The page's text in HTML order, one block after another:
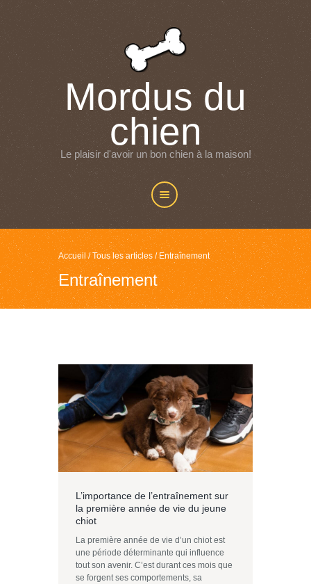
Mordus du
chien
Le plaisir d'avoir un bon chien à la maison!
Accueil /Tous les articles /Entraînement
Entraînement
L’importance de l’entraînement sur
la première année de vie du jeune
chiot
La première année de vie d’un chiot est
une période déterminante qui influence
tout son avenir. C’est durant ces mois que
se forgent ses comportements, sa